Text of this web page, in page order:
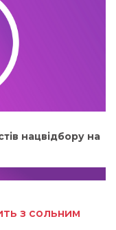
нацвідбору на
з сольним